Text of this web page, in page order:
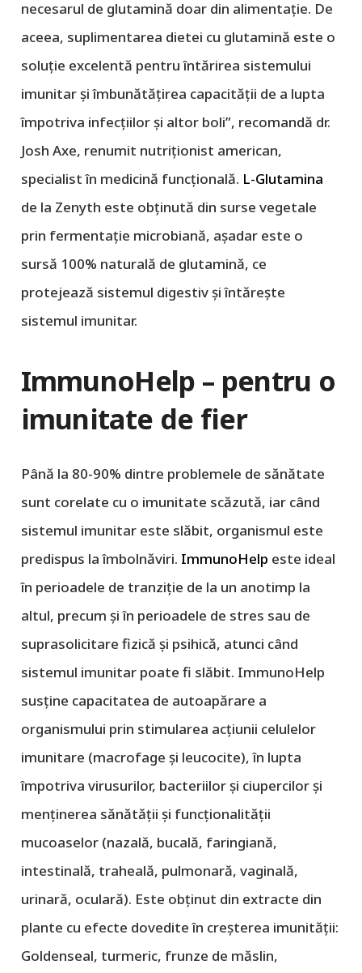
necesarul de glutamină doar din alimentație. De
aceea, suplimentarea dietei cu glutamină este o
soluție excelentă pentru întărirea sistemului
imunitar și îmbunătățirea capacității de a lupta
împotriva infecțiilor și altor boli”, recomandă dr.
Josh Axe, renumit nutriționist american,
specialist în medicină funcțională. L-Glutamina
de la Zenyth este obținută din surse vegetale
prin fermentație microbiană, așadar este o
sursă 100% naturală de glutamină, ce
protejează sistemul digestiv și întărește
sistemul imunitar.
ImmunoHelp – pentru o
imunitate de fier
Până la 80-90% dintre problemele de sănătate
sunt corelate cu o imunitate scăzută, iar când
sistemul imunitar este slăbit, organismul este
predispus la îmbolnăviri. ImmunoHelp este ideal
în perioadele de tranziție de la un anotimp la
altul, precum și în perioadele de stres sau de
suprasolicitare fizică și psihică, atunci când
sistemul imunitar poate fi slăbit. ImmunoHelp
susține capacitatea de autoapărare a
organismului prin stimularea acțiunii celulelor
imunitare (macrofage și leucocite), în lupta
împotriva virusurilor, bacteriilor și ciupercilor și
menținerea sănătății și funcționalității
mucoaselor (nazală, bucală, faringiană,
intestinală, traheală, pulmonară, vaginală,
urinară, oculară). Este obținut din extracte din
plante cu efecte dovedite în creșterea imunității:
Goldenseal, turmeric, frunze de măslin,